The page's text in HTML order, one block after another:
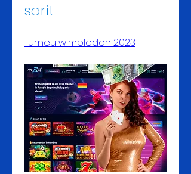
sarit
Turneu wimbledon 2023